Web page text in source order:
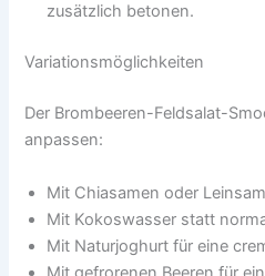
zusätzlich betonen.
Variationsmöglichkeiten
Der Brombeeren-Feldsalat-
anpassen:
Mit Chiasamen oder
Mit Kokoswasser statt
Mit Naturjoghurt für eine